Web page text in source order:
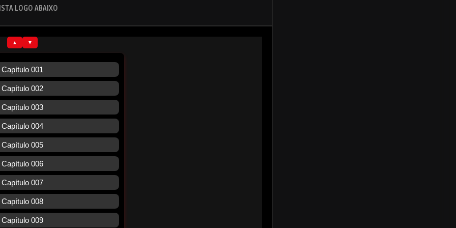
LOGO ABAIXO